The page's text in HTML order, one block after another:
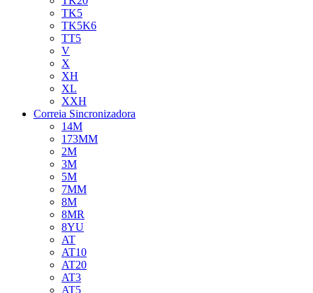
TK5
TK5K6
TT5
V
X
XH
XL
XXH
Correia Sincronizadora
14M
173MM
2M
3M
5M
7MM
8M
8MR
8YU
AT
AT10
AT20
AT3
AT5